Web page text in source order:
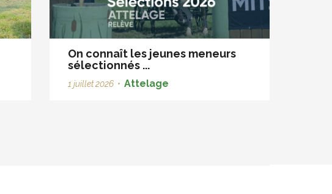
On connaît les jeunes meneurs
sélectionnés ...
1 juillet 2026 • Attelage